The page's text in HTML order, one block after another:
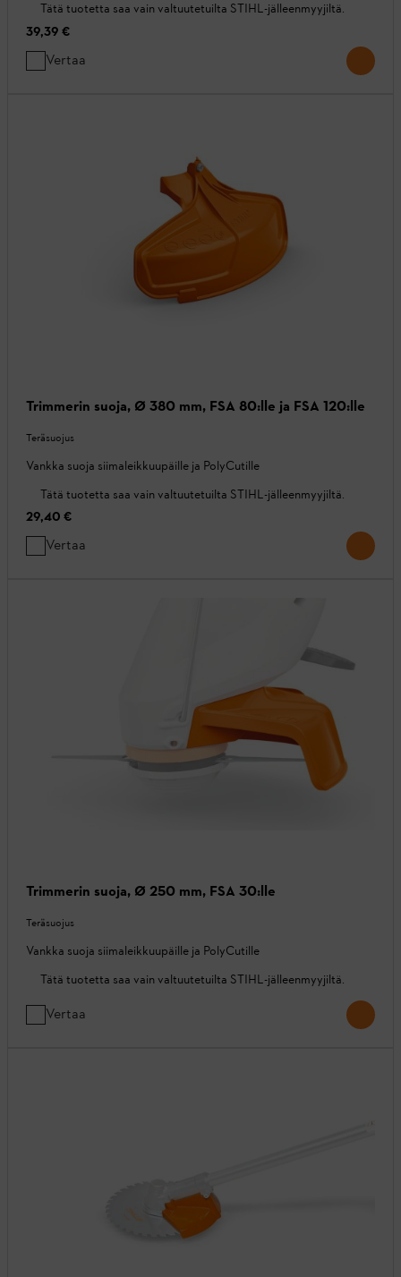
Tätä tuotetta saa vain valtuutetuilta STIHL-jälleenmyyjiltä.
39,39 €
Vertaa
Trimmerin suoja, Ø 380 mm, FSA 80:lle ja FSA 120:lle
Teräsuojus
Vankka suoja siimaleikkuupäille ja PolyCutille
Tätä tuotetta saa vain valtuutetuilta STIHL-jälleenmyyjiltä.
29,40 €
Vertaa
Trimmerin suoja, Ø 250 mm, FSA 30:lle
Teräsuojus
Vankka suoja siimaleikkuupäille ja PolyCutille
Tätä tuotetta saa vain valtuutetuilta STIHL-jälleenmyyjiltä.
Vertaa